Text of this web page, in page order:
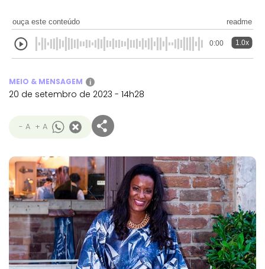
ouça este conteúdo readme
0:00 1.0x
MEIO & MENSAGEM i
20 de setembro de 2023 - 14h28
- A + A